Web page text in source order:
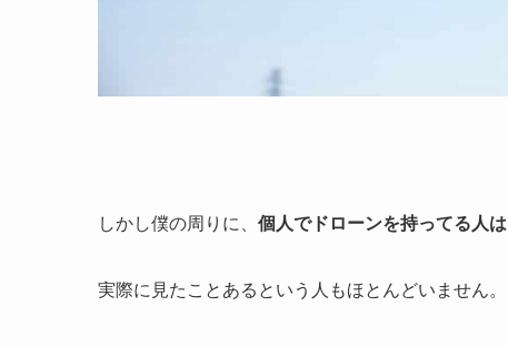
しかし僕の周りに、 個人でドローンを持ってる人は
実際に見たことあるという人もほとんどいません。